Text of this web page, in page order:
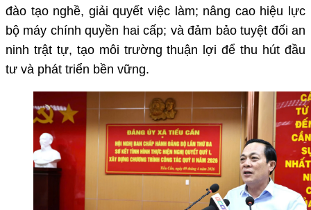
đào tạo nghề, giải quyết việc làm; nâng cao hiệu lực
bộ máy chính quyền hai cấp; và đảm bảo tuyệt đối an
ninh trật tự, tạo môi trường thuận lợi để thu hút đầu
tư và phát triển bền vững.